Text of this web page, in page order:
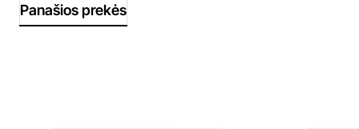
Panašios prekės